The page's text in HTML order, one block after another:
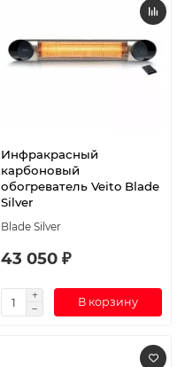
Инфракрасный
карбоновый
обогреватель Veito Blade
Silver
Blade Silver
43 050 ₽
В корзину